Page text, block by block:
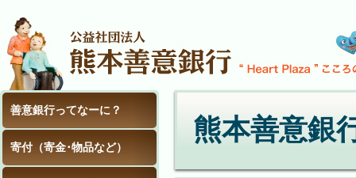
熊本善意銀
善意銀行ってなーに？
寄付（寄金･物品など）